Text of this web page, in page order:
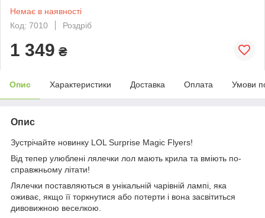
Немає в наявності
Код: 7010
Роздріб
1 349 ₴
Опис Характеристики Доставка Оплата Умови
Опис
Зустрічайте новинку LOL Surprise Magic Flyers!
Від тепер улюблені лялечки лол мають крила та вміють по-
справжньому літати!
Лялечки поставляються в унікальній чарівній лампі, яка
оживає, якщо її торкнутися або потерти і вона засвітиться
дивовижною веселкою.